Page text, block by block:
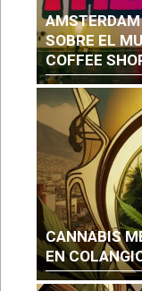
SOBRE EL
COFFEE
CANNABIS
EN